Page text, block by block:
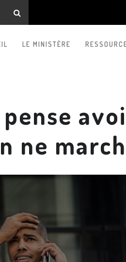
LE MINISTÈRE
ne